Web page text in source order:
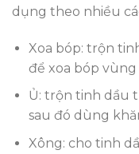
dụng theo nhiều
Xoa bóp: trộn
để xoa bóp vùng
Ủ: trộn tinh dầu
sau đó dùng
Xông: cho tinh